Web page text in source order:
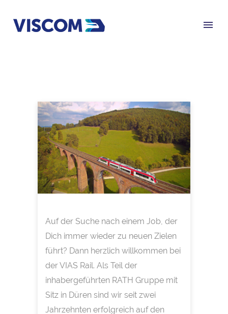
Auf der Suche nach einem Job, der
Dich immer wieder zu neuen Zielen
führt? Dann herzlich willkommen bei
der VIAS Rail. Als Teil der
inhabergeführten RATH Gruppe mit
Sitz in Düren sind wir seit zwei
Jahrzehnten erfolgreich auf den